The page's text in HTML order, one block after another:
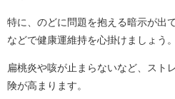
特に、のどに問題を抱える暗示が出
などで健康運維持を心掛けましょう。
扁桃炎や咳が止まらないなど、スト
険が高まります。